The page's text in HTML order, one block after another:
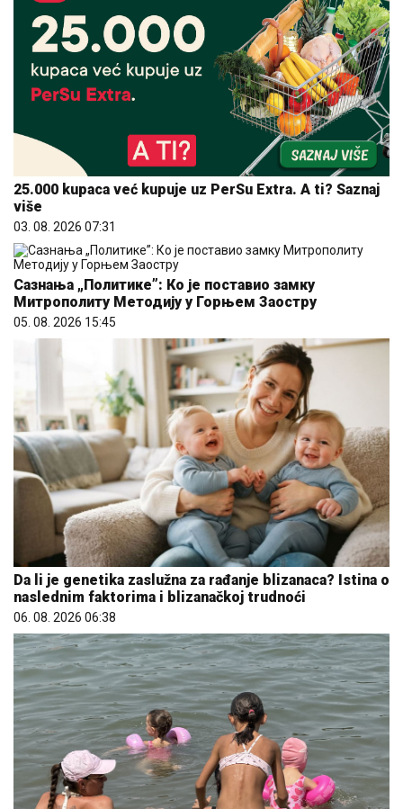
25.000 kupaca već kupuje uz PerSu Extra. A ti? Saznaj
više
03. 08. 2026 07:31
Сазнања „Политике”: Ко је поставио замку
Митрополиту Методију у Горњем Заостру
05. 08. 2026 15:45
Da li je genetika zaslužna za rađanje blizanaca? Istina o
naslednim faktorima i blizanačkoj trudnoći
06. 08. 2026 06:38